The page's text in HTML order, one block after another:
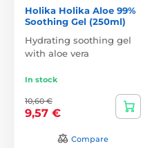
Holika Holika Aloe 99%
Soothing Gel (250ml)
Hydrating soothing gel
with aloe vera
In stock
10,60 €
9,57 €
Compare